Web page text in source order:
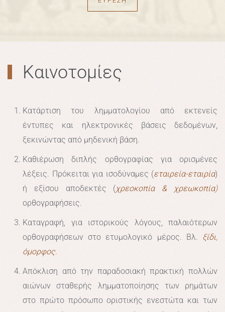
Καινοτομίες
Κατάρτιση του λημματολογίου από εκτενείς
έντυπες και ηλεκτρονικές βάσεις δεδομένων,
ξεκινώντας από μηδενική βάση.
Καθιέρωση διπλής ορθογραφίας για ορισμένες
λέξεις. Πρόκειται για ισοδύναμες (εταιρεία-εταιρία)
ή εξίσου αποδεκτές (χρεοκοπία & χρεωκοπία)
ορθογραφήσεις.
Καταγραφή, για ιστορικούς λόγους, παλαιότερων
ορθογραφήσεων στο ετυμολογικό μέρος. Βλ. ξίδι,
όμορφος.
Απόκλιση από την παραδοσιακή πρακτική πολλών
αιώνων σταθερής λημματοποίησης των ρημάτων
στο πρώτο πρόσωπο οριστικής ενεστώτα και των